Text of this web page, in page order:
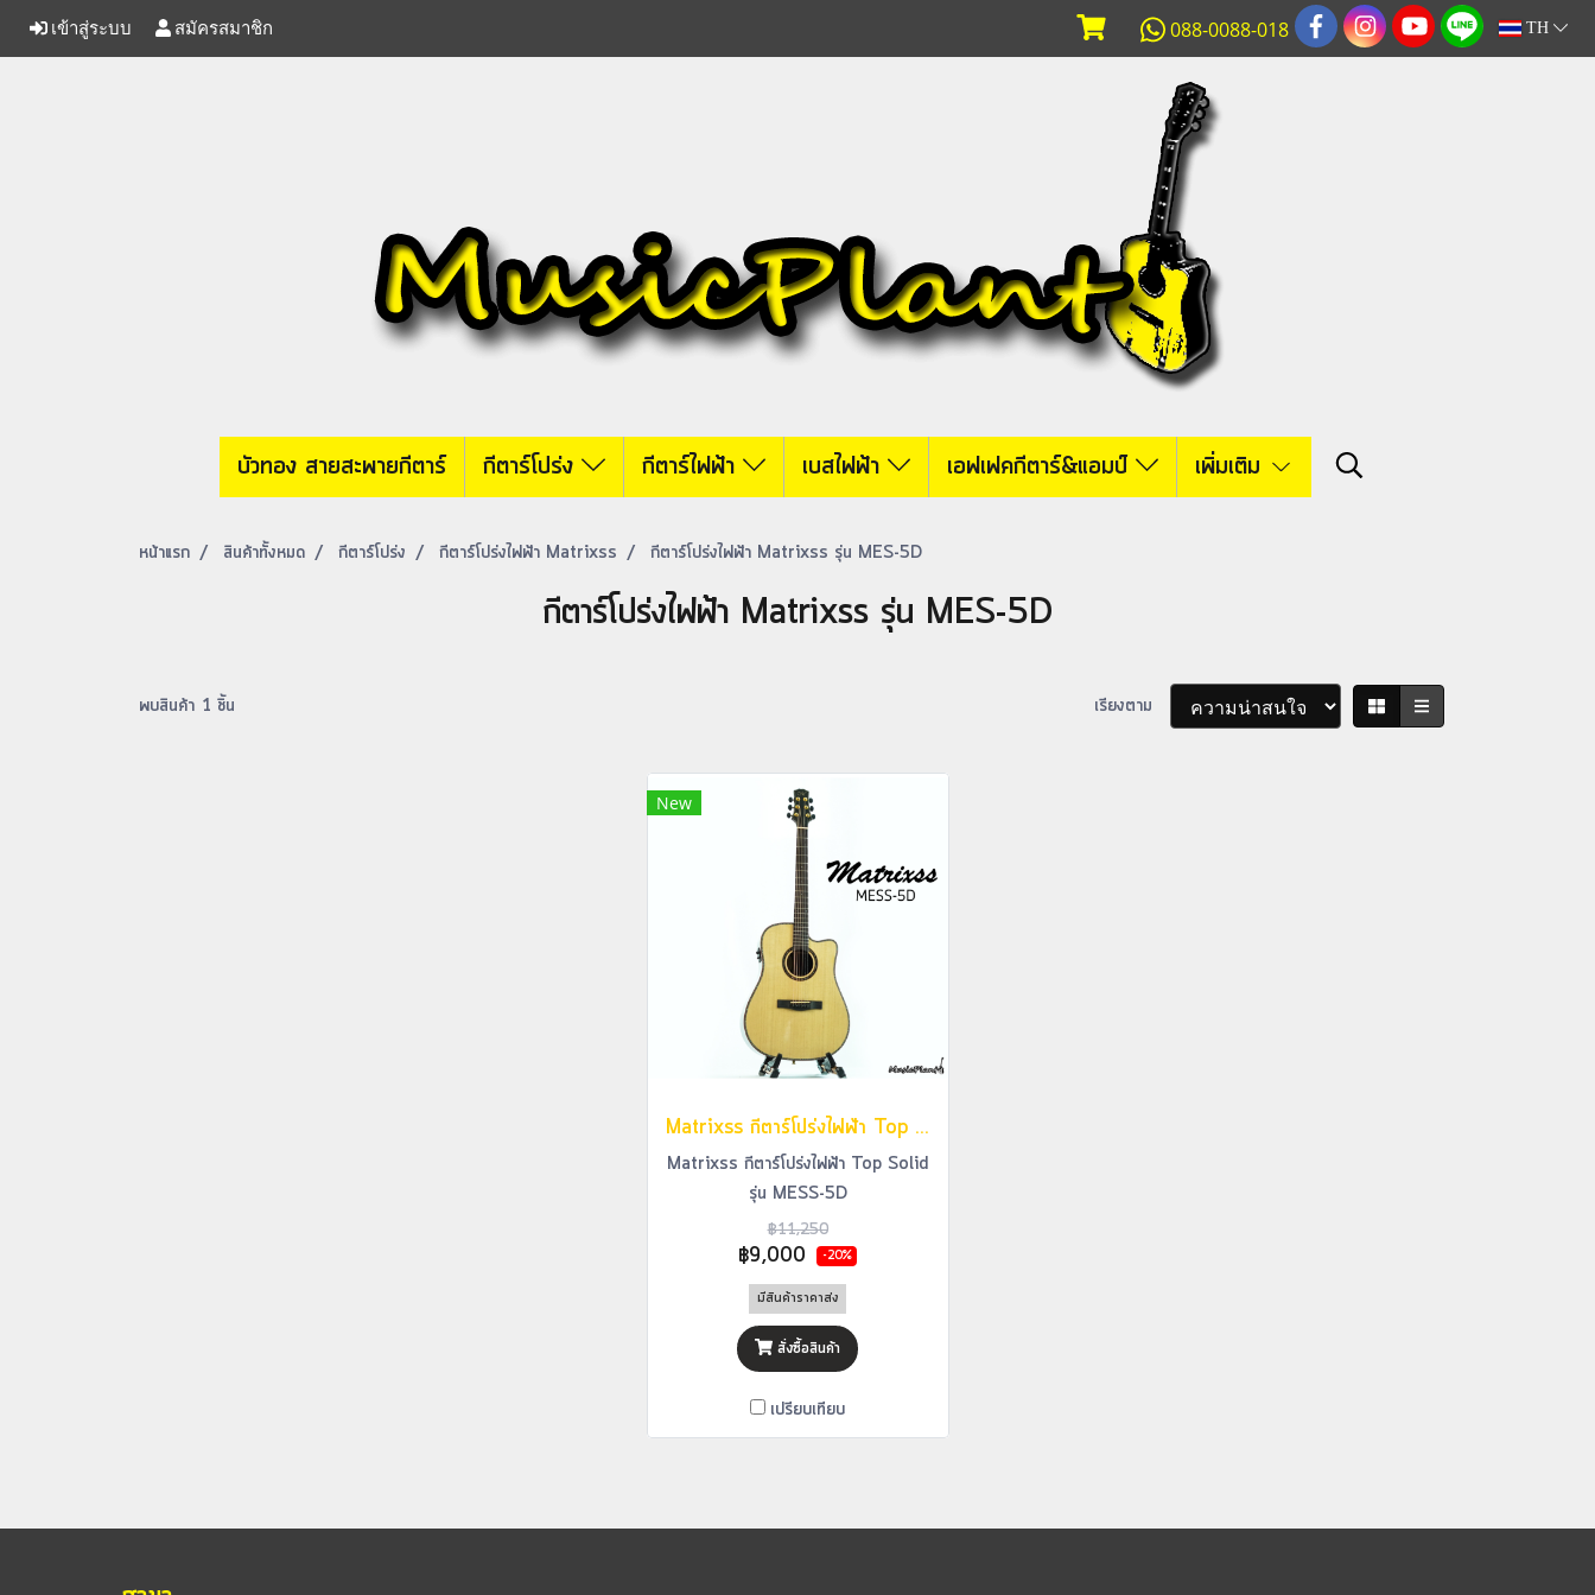
เข้าสู่ระบบ สมัครสมาชิก 088-0088-018 TH
บัวทอง สายสะพายกีตาร์ กีตาร์โปร่ง กีตาร์ไฟฟ้า เบสไฟฟ้า เอฟเฟคกีตาร์&แอมป์ เพิ่มเติม
หน้าแรก สินค้าทั้งหมด กีตาร์โปร่ง กีตาร์โปร่งไฟฟ้า Matrixss กีตาร์โปร่งไฟฟ้า Matrixss รุ่น MES-5D
กีตาร์โปร่งไฟฟ้า Matrixss รุ่น MES-5D
พบสินค้า 1 ชิ้น เรียงตาม
New
Matrixss กีตาร์โปร่งไฟฟ้า Top Solid รุ่น MESS-5D
Matrixss กีตาร์โปร่งไฟฟ้า Top Solid
รุ่น MESS-5D
฿11,250
฿9,000 -20%
มีสินค้าราคาส่ง
สั่งซื้อสินค้า
เปรียบเทียบ